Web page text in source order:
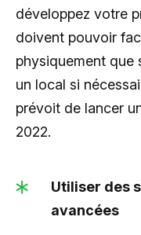
développez votre
doivent pouvoir
physiquement que
un local si
prévoit de lancer
2022.
Utiliser des
avancées